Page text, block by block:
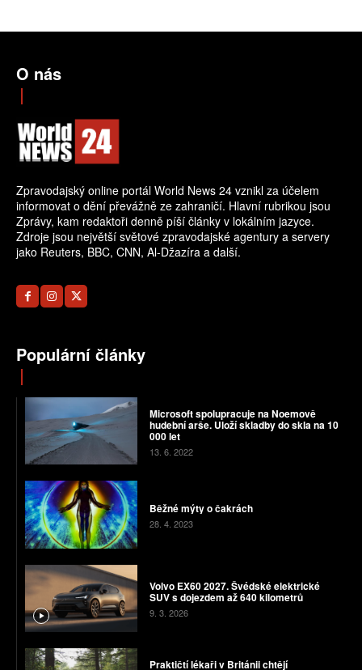
O nás
Zpravodajský online portál World News 24 vznikl za účelem
informovat o dění převážně ze zahraničí. Hlavní rubrikou jsou
Zprávy, kam redaktoři denně píší články v lokálním jazyce.
Zdroje jsou největší světové zpravodajské agentury a servery
jako Reuters, BBC, CNN, Al-Džazíra a další.
Populární články
Microsoft spolupracuje na Noemově
hudební arše. Uloží skladby do skla na 10
000 let
13. 6. 2022
Běžné mýty o čakrách
28. 4. 2023
Volvo EX60 2027. Švédské elektrické
SUV s dojezdem až 640 kilometrů
9. 3. 2026
Praktičtí lékaři v Británii chtějí